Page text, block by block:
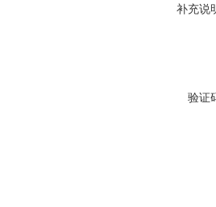
补充说
验证